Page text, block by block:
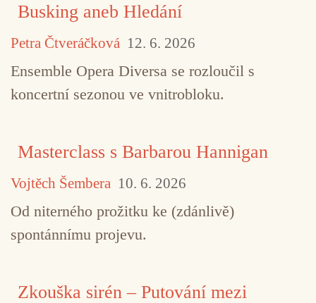
Busking aneb Hledání
Petra Čtveráčková 12. 6. 2026
Ensemble Opera Diversa se rozloučil s
koncertní sezonou ve vnitrobloku.
Masterclass s Barbarou Hannigan
Vojtěch Šembera 10. 6. 2026
Od niterného prožitku ke (zdánlivě)
spontánnímu projevu.
Zkouška sirén – Putování mezi